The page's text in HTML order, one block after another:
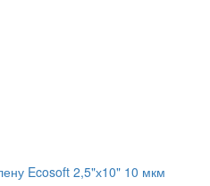
Ecosoft 2,5"х10" 10 мкм